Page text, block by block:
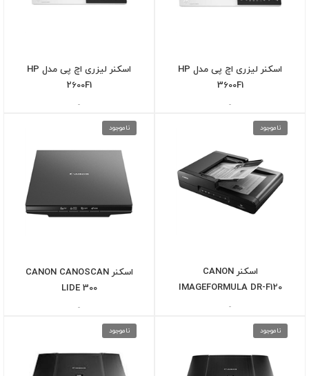
اسکنر لیزری اچ پی مدل HP
3600F1
-
اسکنر لیزری اچ پی مدل HP
2600F1
-
ناموجود
اسکنر CANON
IMAGEFORMULA DR-F120
-
ناموجود
اسکنر CANON CANOSCAN
LIDE 300
-
ناموجود ناموجود